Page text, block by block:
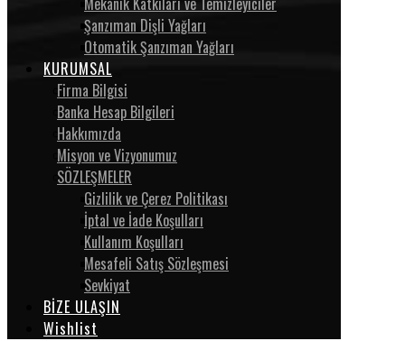
Şanzıman Dişli Yağları
Otomatik Şanzıman Yağları
KURUMSAL
Firma Bilgisi
Banka Hesap Bilgileri
Hakkımızda
Misyon ve Vizyonumuz
SÖZLEŞMELER
Gizlilik ve Çerez Politikası
İptal ve İade Koşulları
Kullanım Koşulları
Mesafeli Satış Sözleşmesi
Sevkiyat
BİZE ULAŞIN
Wishlist